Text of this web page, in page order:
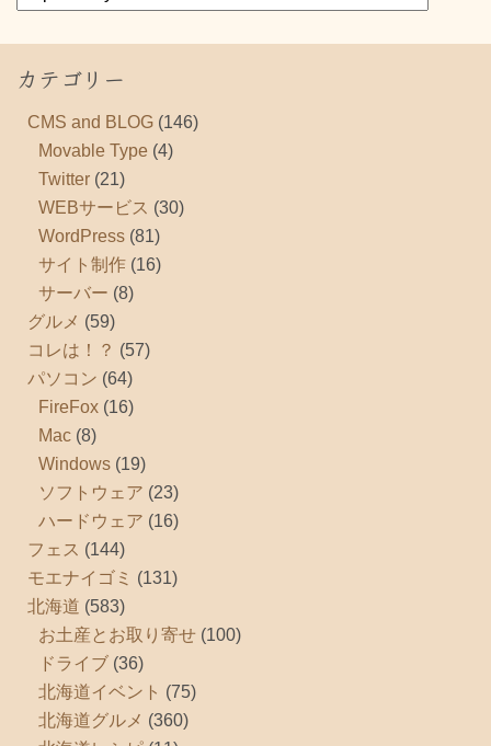
カテゴリー
CMS and BLOG (146)
Movable Type (4)
Twitter (21)
WEBサービス (30)
WordPress (81)
サイト制作 (16)
サーバー (8)
グルメ (59)
コレは！？ (57)
パソコン (64)
FireFox (16)
Mac (8)
Windows (19)
ソフトウェア (23)
ハードウェア (16)
フェス (144)
モエナイゴミ (131)
北海道 (583)
お土産とお取り寄せ (100)
ドライブ (36)
北海道イベント (75)
北海道グルメ (360)